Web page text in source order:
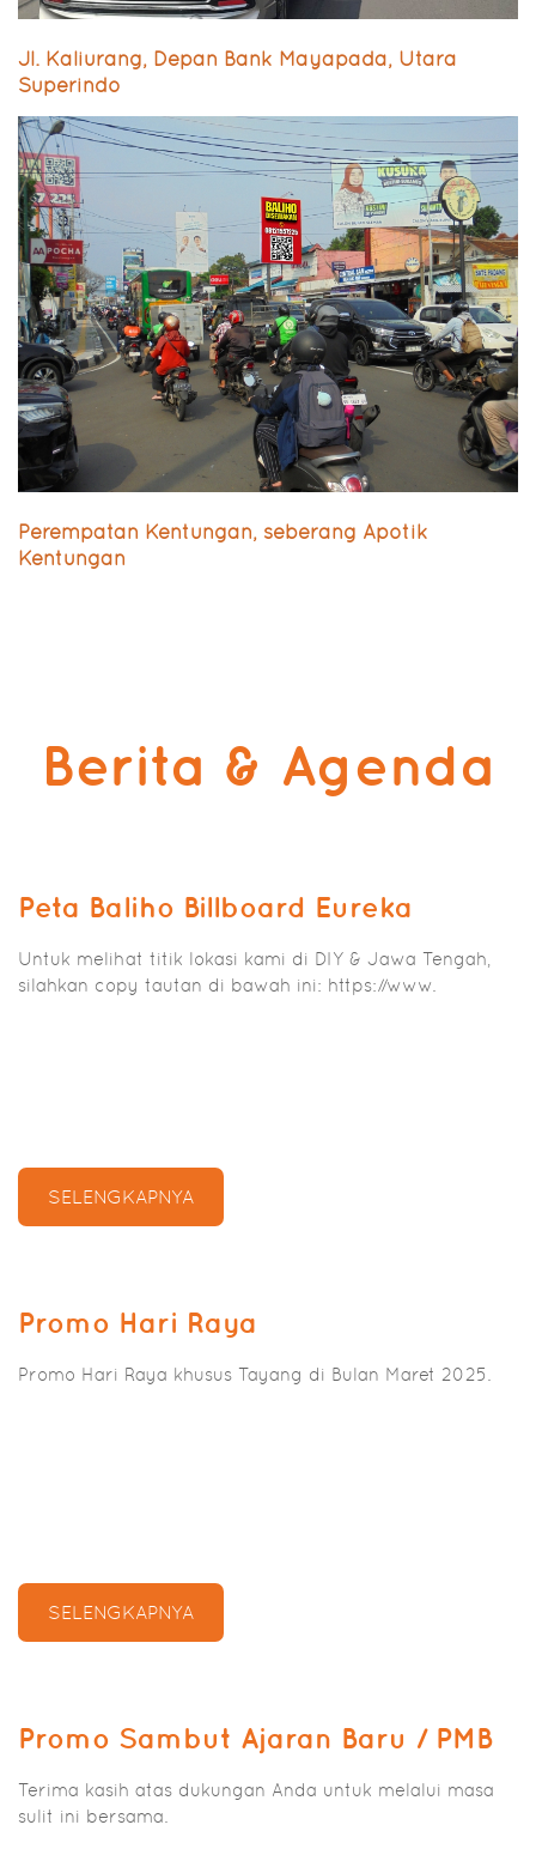
Jl. Kaliurang, Depan Bank Mayapada, Utara
Superindo
Perempatan Kentungan, seberang Apotik
Kentungan
Berita & Agenda
Peta Baliho Billboard Eureka
Untuk melihat titik lokasi kami di DIY & Jawa Tengah,
silahkan copy tautan di bawah ini: https://www.
SELENGKAPNYA
Promo Hari Raya
Promo Hari Raya khusus Tayang di Bulan Maret 2025.
SELENGKAPNYA
Promo Sambut Ajaran Baru / PMB
Terima kasih atas dukungan Anda untuk melalui masa
sulit ini bersama.